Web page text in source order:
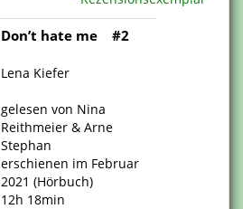
Don’t hate me #2
Lena Kiefer
gelesen von Nina
Reithmeier & Arne
Stephan
erschienen im Februar
2021 (Hörbuch)
12h 18min